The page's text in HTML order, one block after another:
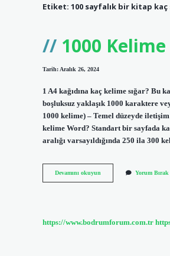
Etiket: 100 sayfalık bir kitap
1000
Tarih: Aralık 26, 2024
1 A4 kağıdına kaç kelime sığar? Bu
boşluksuz yaklaşık 1000 karaktere
1000 kelime) – Temel düzeyde
kelime Word? Standart bir sayfada
aralığı varsayıldığında 250 ila 300
Devamını okuyun
Kelime
Yorum Bırak
https://www.bodrumforum.com.tr